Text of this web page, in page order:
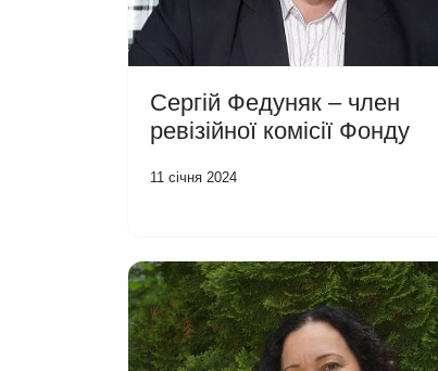
Сергій Федуняк – член
ревізійної комісії Фонду
11 січня 2024